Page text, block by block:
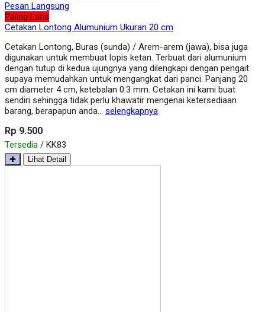
Pesan Langsung
Paling Laris
Cetakan Lontong Alumunium Ukuran 20 cm
Cetakan Lontong, Buras (sunda) / Arem-arem (jawa), bisa juga
digunakan untuk membuat lopis ketan. Terbuat dari alumunium
dengan tutup di kedua ujungnya yang dilengkapi dengan pengait
supaya memudahkan untuk mengangkat dari panci. Panjang 20
cm diameter 4 cm, ketebalan 0.3 mm. Cetakan ini kami buat
sendiri sehingga tidak perlu khawatir mengenai ketersediaan
barang, berapapun anda… selengkapnya
Rp 9.500
Tersedia / KK83
✚ Lihat Detail